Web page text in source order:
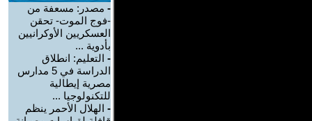
- مصدر: مسعفة من
-فوج الموت- تحقن
العسكريين الأوكرانيين
بأدوية ...
- التعليم: انطلاق
الدراسة في 5 مدارس
مصرية إيطالية
للتكنولوجيا ...
- الهلال الأحمر ينظم